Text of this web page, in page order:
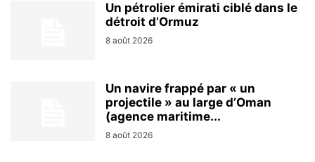
Un pétrolier émirati ciblé dans le
détroit d’Ormuz
8 août 2026
Un navire frappé par « un
projectile » au large d’Oman
(agence maritime...
8 août 2026